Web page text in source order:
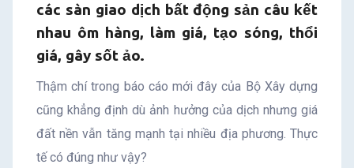
các sàn giao dịch bất động sản câu kết
nhau ôm hàng, làm giá, tạo sóng, thổi
giá, gây sốt ảo.
Thậm chí trong báo cáo mới đây của Bộ Xây dựng
cũng khẳng định dù ảnh hưởng của dịch nhưng giá
đất nền vẫn tăng mạnh tại nhiều địa phương. Thực
tế có đúng như vậy?